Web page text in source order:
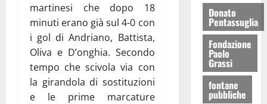
martinesi che dopo 18
minuti erano già sul 4-0 con
i gol di Andriano, Battista,
Oliva e D’onghia. Secondo
tempo che scivola via con
la girandola di sostituzioni
e le prime marcature
Donato
Pentassuglia
Fondazione
Paolo
Grassi
fontane
pubbliche